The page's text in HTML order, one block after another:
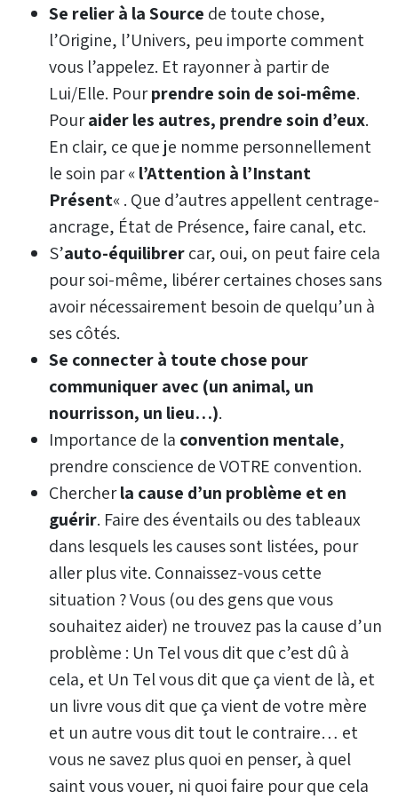
Se relier à la Source de toute chose,
l’Origine, l’Univers, peu importe comment
vous l’appelez. Et rayonner à partir de
Lui/Elle. Pourprendre soin de soi-même.
Pouraider les autres, prendre soin d’eux.
En clair, ce que je nomme personnellement
le soin par «l’Attention à l’Instant
Présent« . Que d’autres appellent centrage-
ancrage, État de Présence, faire canal, etc.
S’auto-équilibrercar, oui, on peut faire cela
pour soi-même, libérer certaines choses sans
avoir nécessairement besoin de quelqu’un à
ses côtés.
Se connecter à toute chose pour
communiquer avec (un animal, un
nourrisson, un lieu…).
Importance de la convention mentale,
prendre conscience de VOTRE convention.
Chercherla cause d’un problème et en
guérir. Faire des éventails ou des tableaux
dans lesquels les causes sont listées, pour
aller plus vite. Connaissez-vous cette
situation ? Vous (ou des gens que vous
souhaitez aider) ne trouvez pas la cause d’un
problème : Un Tel vous dit que c’est dû à
cela, et Un Tel vous dit que ça vient de là, et
un livre vous dit que ça vient de votre mère
et un autre vous dit tout le contraire… et
vous ne savez plus quoi en penser, à quel
saint vous vouer, ni quoi faire pour que cela